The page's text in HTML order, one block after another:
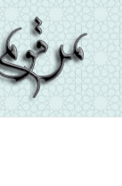
پرش
به
محتوا